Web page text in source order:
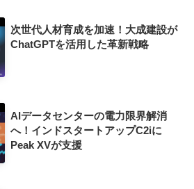
次世代人材育成を加速！大成建設が
ChatGPTを活用した革新戦略
AIデータセンターの電力限界解消
へ！インドスタートアップC2iに
Peak XVが支援